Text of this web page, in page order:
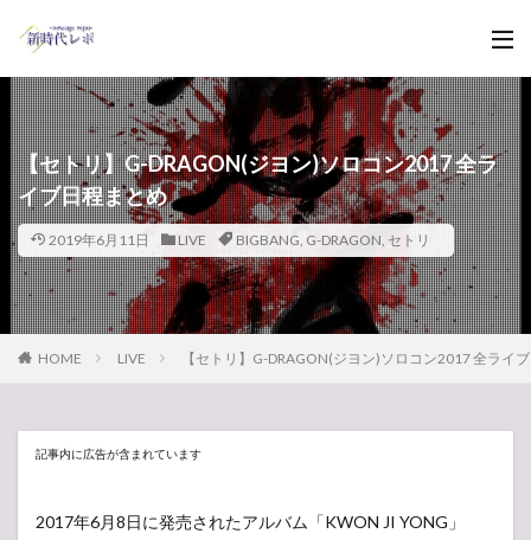
【セトリ】G-DRAGON(ジヨン)ソロコン2017 全ラ
イブ日程まとめ
2019年6月11日 LIVE BIGBANG, G-DRAGON, セトリ
HOME LIVE 【セトリ】G-DRAGON(ジヨン)ソロコン2017 全ライ
記事内に広告が含まれています
2017年6月8日に発売されたアルバム「KWON JI YONG」